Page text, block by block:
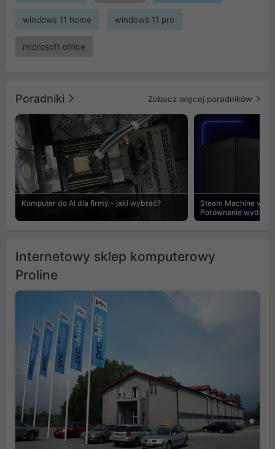
windows 11 home windows 11 pro
microsoft office
Poradniki Zobacz więcej poradników
Komputer do AI dla firmy - jaki wybrać?
Steam Machine vs
Porównanie
Internetowy sklep komputerowy
Proline